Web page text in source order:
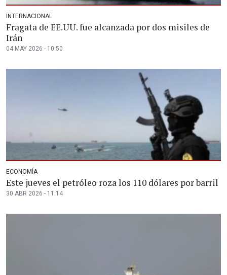
INTERNACIONAL
Fragata de EE.UU. fue alcanzada por dos misiles de
Irán
04 MAY 2026 - 10:50
ECONOMÍA
Este jueves el petróleo roza los 110 dólares por barril
30 ABR 2026 - 11:14